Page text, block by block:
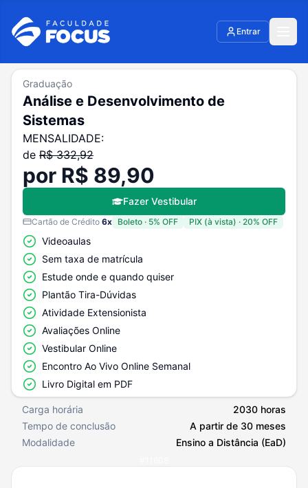
Entrar
Graduação
Análise e Desenvolvimento de
Sistemas
MENSALIDADE:
de R$332,92
por R$ 89,90
Fazer Vestibular
Cartão de Crédito 6x Boleto · 5% OFF PIX (à vista) · 20% OFF
Videoaulas
Sem taxa de matrícula
Estude onde e quando quiser
Plantão Tira-Dúvidas
Atividade Extensionista
Avaliações Online
Vestibular Online
Encontro Ao Vivo Online Semanal
Livro Digital em PDF
Carga horária
2030 horas
Tempo de conclusão
A partir de 30 meses
Modalidade
Ensino a Distância (EaD)